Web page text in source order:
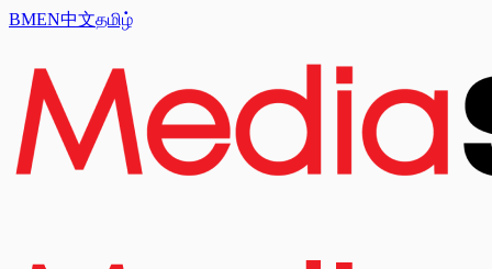
BMEN中文தமிழ்